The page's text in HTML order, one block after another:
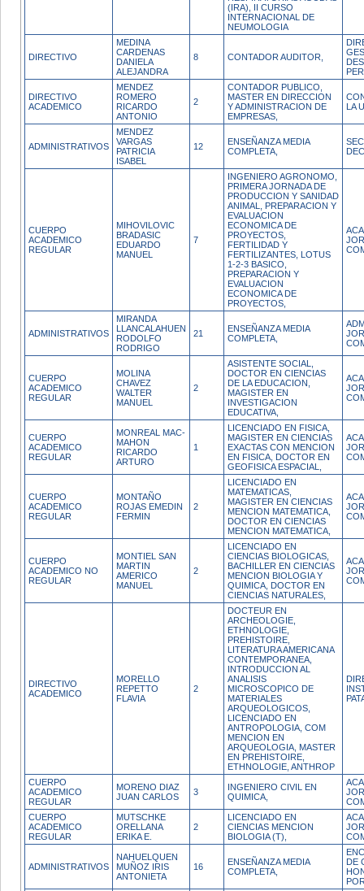
(IRA), II CURSO
INTERNACIONAL DE
NEUMOLOGIA
DIRECTIVO
MEDINA
CARDENAS
DANIELA
ALEJANDRA
8 CONTADOR AUDITOR,
DIRECTIVO
ACADEMICO
MENDEZ
ROMERO
RICARDO
ANTONIO
2
CONTADOR PUBLICO,
MASTER EN DIRECCION
Y ADMINISTRACION DE
EMPRESAS,
LA
ADMINISTRATIVOS
MENDEZ
VARGAS
PATRICIA
ISABEL
12
ENSEÑANZA MEDIA
COMPLETA,
CUERPO
ACADEMICO
REGULAR
MIHOVILOVIC
BRADASIC
EDUARDO
MANUEL
7
INGENIERO AGRONOMO,
PRIMERA JORNADA DE
PRODUCCION Y SANIDAD
ANIMAL, PREPARACION Y
EVALUACION
ECONOMICA DE
PROYECTOS,
FERTILIDAD Y
FERTILIZANTES, LOTUS
1-2-3 BASICO,
PREPARACION Y
EVALUACION
ECONOMICA DE
PROYECTOS,
ADMINISTRATIVOS
MIRANDA
LLANCALAHUEN
RODOLFO
RODRIGO
21
ENSEÑANZA MEDIA
COMPLETA,
CUERPO
ACADEMICO
REGULAR
MOLINA
CHAVEZ
WALTER
MANUEL
2
ASISTENTE SOCIAL,
DOCTOR EN CIENCIAS
DE LA EDUCACION,
MAGISTER EN
INVESTIGACION
EDUCATIVA,
CUERPO
ACADEMICO
REGULAR
MONREAL MAC-
MAHON
RICARDO
ARTURO
1
LICENCIADO EN FISICA,
MAGISTER EN CIENCIAS
EXACTAS CON MENCION
EN FISICA, DOCTOR EN
GEOFISICA ESPACIAL,
CUERPO
ACADEMICO
REGULAR
MONTAÑO
ROJAS EMEDIN
FERMIN
2
LICENCIADO EN
MATEMATICAS,
MAGISTER EN CIENCIAS
MENCION MATEMATICA,
DOCTOR EN CIENCIAS
MENCION MATEMATICA,
CUERPO
ACADEMICO NO
REGULAR
MONTIEL SAN
MARTIN
AMERICO
MANUEL
2
LICENCIADO EN
CIENCIAS BIOLOGICAS,
BACHILLER EN CIENCIAS
MENCION BIOLOGIA Y
QUIMICA, DOCTOR EN
CIENCIAS NATURALES,
DIRECTIVO
ACADEMICO
MORELLO
REPETTO
FLAVIA
2
DOCTEUR EN
ARCHEOLOGIE,
ETHNOLOGIE,
PREHISTOIRE,
LITERATURA AMERICANA
CONTEMPORANEA,
INTRODUCCION AL
ANALISIS
MICROSCOPICO DE
MATERIALES
ARQUEOLOGICOS,
LICENCIADO EN
ANTROPOLOGIA, COM
MENCION EN
ARQUEOLOGIA, MASTER
EN PREHISTOIRE,
ETHNOLOGIE, ANTHROP
CUERPO
ACADEMICO
REGULAR
MORENO DIAZ
JUAN CARLOS
3
INGENIERO CIVIL EN
QUIMICA,
CUERPO
ACADEMICO
REGULAR
MUTSCHKE
ORELLANA
ERIKA E.
2
LICENCIADO EN
CIENCIAS MENCION
BIOLOGIA (T),
ADMINISTRATIVOS
NAHUELQUEN
MUÑOZ IRIS
ANTONIETA
16
ENSEÑANZA MEDIA
COMPLETA,
DE